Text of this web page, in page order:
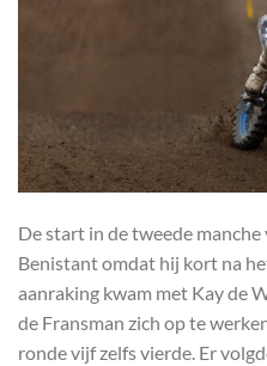
De start in de tweede
Benistant omdat hij kort na
aanraking kwam met Kay de
de Fransman zich op te
ronde vijf zelfs vierde. Er